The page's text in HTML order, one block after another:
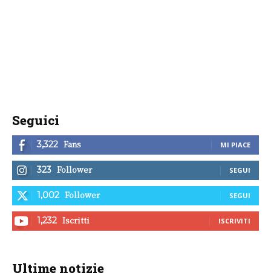
Seguici
3,322 Fans MI PIACE
323 Follower SEGUI
1,002 Follower SEGUI
1,232 Iscritti ISCRIVITI
Ultime notizie